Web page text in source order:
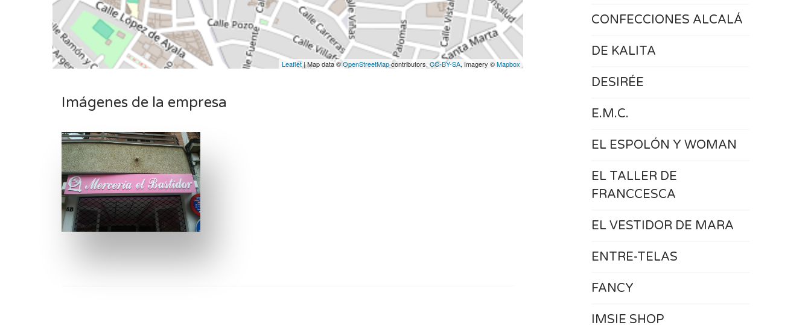
Leaflet| Map data ©OpenStreetMapcontributors, CC-BY-SA, Imagery ©Mapbox
Imágenes de la empresa
CONFECCIONES ALCALÁ
DE KALITA
DESIRÉE
E.M.C.
EL ESPOLÓN Y WOMAN
EL TALLER DE
FRANCCESCA
EL VESTIDOR DE MARA
ENTRE-TELAS
FANCY
IMSIE SHOP